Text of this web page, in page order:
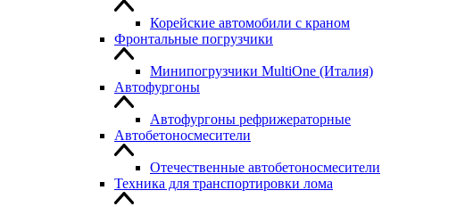
Корейские автомобили с краном
Фронтальные погрузчики
Минипогрузчики MultiOne (Италия)
Автофургоны
Автофургоны рефрижераторные
Автобетоносмесители
Отечественные автобетоносмесители
Техника для транспортировки лома